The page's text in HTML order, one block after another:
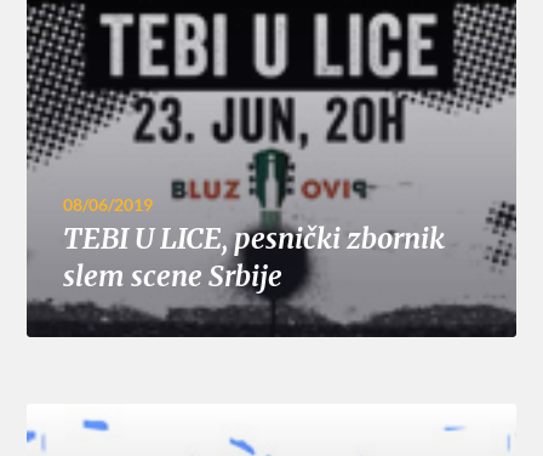
08/06/2019
TEBI U LICE, pesnički zbornik
slem scene Srbije